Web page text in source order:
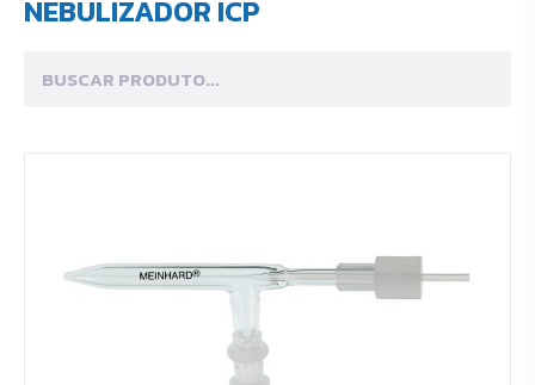
NEBULIZADOR ICP